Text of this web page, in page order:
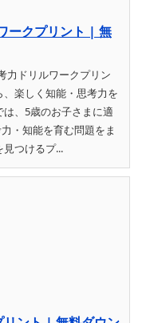
ークプリント | 無
力ドリルワークプリン
楽しく知能・思考力を
、5歳のお子さまに適
・知能を育む問題をま
つけるプ...